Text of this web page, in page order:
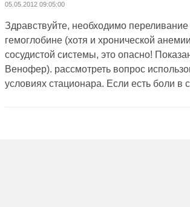
05.05.2012 09:05:00
Здравствуйте, необходимо
гемоглобине (хотя и хронической
сосудистой системы, это опасно!
Венофер). рассмотреть вопрос
условиях стационара. Если есть боли